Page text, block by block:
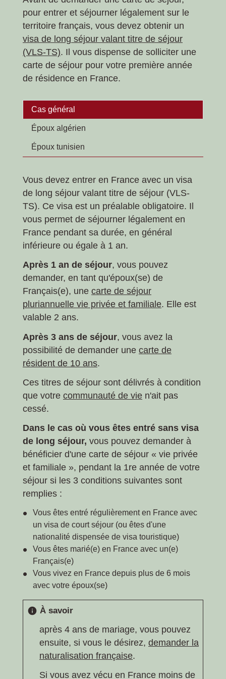
pour entrer et séjourner légalement sur le
territoire français, vous devez obtenir un
visa de long séjour valant titre de séjour
(VLS-TS). Il vous dispense de solliciter une
carte de séjour pour votre première année
de résidence en France.
Cas général
Époux algérien
Époux tunisien
Vous devez entrer en France avec un visa
de long séjour valant titre de séjour (VLS-
TS). Ce visa est un préalable obligatoire. Il
vous permet de séjourner légalement en
France pendant sa durée, en général
inférieure ou égale à 1 an.
Après 1 an de séjour, vous pouvez
demander, en tant qu'époux(se) de
Français(e), une carte de séjour
pluriannuelle vie privée et familiale. Elle est
valable 2 ans.
Après 3 ans de séjour, vous avez la
possibilité de demander une carte de
résident de 10 ans.
Ces titres de séjour sont délivrés à condition
que votre communauté de vie n'ait pas
cessé.
Dans le cas où vous êtes entré sans visa
de long séjour, vous pouvez demander à
bénéficier d'une carte de séjour « vie privée
et familiale », pendant la 1re année de votre
séjour si les 3 conditions suivantes sont
remplies :
Vous êtes entré régulièrement en France avec
un visa de court séjour (ou êtes d'une
nationalité dispensée de visa touristique)
Vous êtes marié(e) en France avec un(e)
Français(e)
Vous vivez en France depuis plus de 6 mois
avec votre époux(se)
info À savoir
après 4 ans de mariage, vous pouvez
ensuite, si vous le désirez, demander la
naturalisation française.
Si vous avez vécu en France moins de